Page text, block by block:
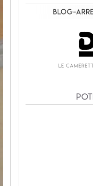
Blog-